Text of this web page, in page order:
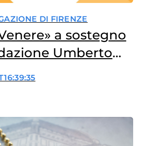
DI FIRENZE
a sostegno
Umberto